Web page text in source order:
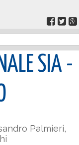
SIA -
Palmieri,